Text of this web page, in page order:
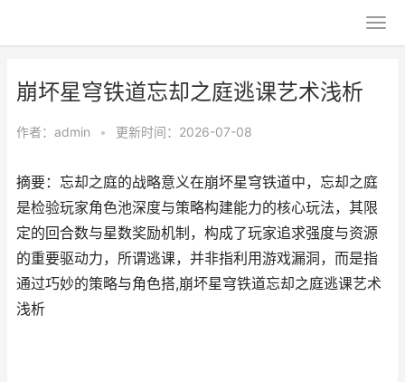
崩坏星穹铁道忘却之庭逃课艺术浅析
作者： admin • 更新时间：2026-07-08
摘要：忘却之庭的战略意义在崩坏星穹铁道中，忘却之庭
是检验玩家角色池深度与策略构建能力的核心玩法，其限
定的回合数与星数奖励机制，构成了玩家追求强度与资源
的重要驱动力，所谓逃课，并非指利用游戏漏洞，而是指
通过巧妙的策略与角色搭,崩坏星穹铁道忘却之庭逃课艺术
浅析